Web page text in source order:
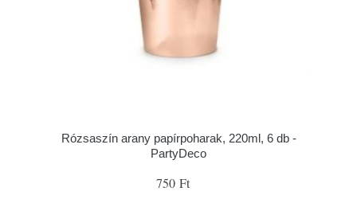
Rózsaszín arany papírpoharak, 220ml, 6 db -
PartyDeco
750 Ft